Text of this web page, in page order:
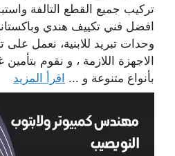
تركيب جميع القطع التالفة
افضل فني تكييف هندي
وحدات تبريد للابنية، نعمل
الاجهزة اللازمة ، و نقوم
بأنواع متنوعة و ... اقرأ المزيد